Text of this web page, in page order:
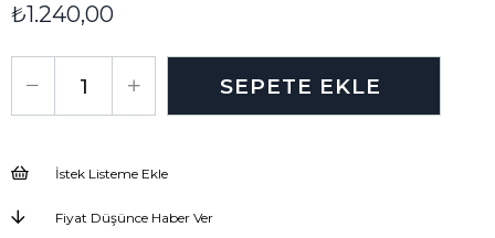
₺1.240,00
İstek Listeme Ekle
Fiyat Düşünce Haber Ver